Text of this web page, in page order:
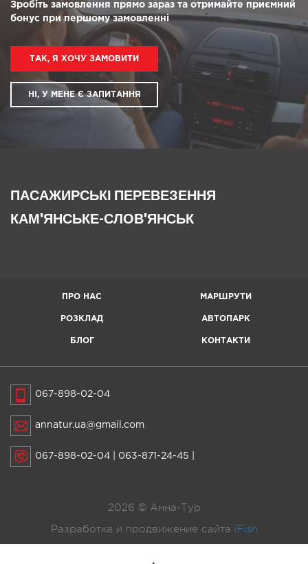
Зробіть замовлення прямо зараз та отримайте приємний
бонус при першому замовленні
ТАК, Я ХОЧУ ЗАМОВИТИ
НІ, У МЕНЕ Є ЗАПИТАННЯ
ПАСАЖИРСЬКІ ПЕРЕВЕЗЕННЯ
КАМ'ЯНСЬКЕ-СЛОВ'ЯНСЬК
ПРО НАС МАРШРУТИ
РОЗКЛАД АВТОПАРК
БЛОГ КОНТАКТИ
067-898-02-04
annatur.ua@gmail.com
067-898-02-04 063-871-24-45
2026 © Анна-Тур
Разработка и продвижение сайта iFish